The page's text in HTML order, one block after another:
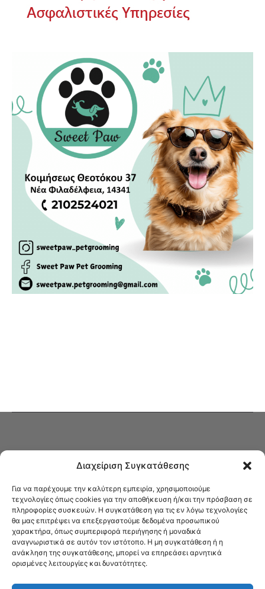
Διαχείριση Συγκατάθεσης
Για να παρέχουμε την καλύτερη εμπειρία, χρησιμοποιούμε
τεχνολογίες όπως cookies για την αποθήκευση ή/και την πρόσβαση σε
πληροφορίες συσκευών. Η συγκατάθεση για τις εν λόγω τεχνολογίες
θα μας επιτρέψει να επεξεργαστούμε δεδομένα προσωπικού
χαρακτήρα, όπως συμπεριφορά περιήγησης ή μοναδικά
αναγνωριστικά σε αυτόν τον ιστότοπο. Η μη συγκατάθεση ή η
ανάκληση της συγκατάθεσης, μπορεί να επηρεάσει αρνητικά
ορισμένες λειτουργίες και δυνατότητες.
Στο Καφενείο θα βρείτε όλες τις ειδήσεις που αφορούν την Νέα
Φιλαδέλφεια και τη Νέα Χαλκηδόνα, καυτή αρθρογραφία, καθώς και
όλα τα νέα που σας αφορούν.